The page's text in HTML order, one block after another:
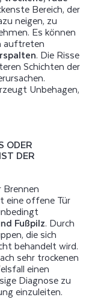
Bereich, der
neigen, zu
Es können
auftreten
. Die Risse
Schichten der
Unbehagen,
TR
UNT
Brennen
eine offene Tür
Fußpilz. Durch
die sich
behandelt wird.
sehr trockenen
einen
Diagnose zu
einzuleiten.